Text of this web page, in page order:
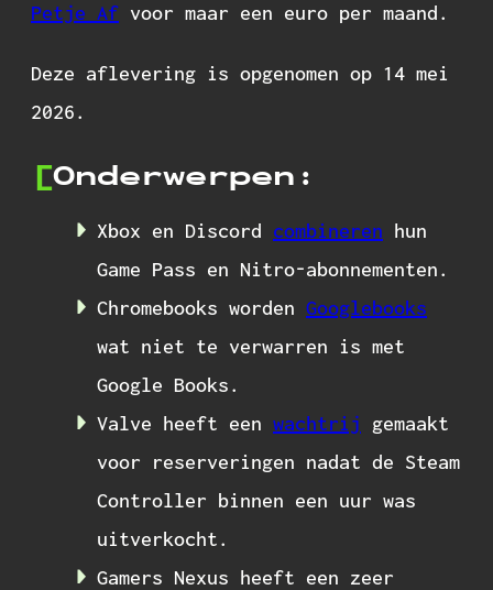
Petje Af voor maar een euro per maand.
Deze aflevering is opgenomen op 14 mei
2026.
Onderwerpen:
Xbox en Discord combineren hun
Game Pass en Nitro-abonnementen.
Chromebooks worden Googlebooks
wat niet te verwarren is met
Google Books.
Valve heeft een wachtrij gemaakt
voor reserveringen nadat de Steam
Controller binnen een uur was
uitverkocht.
Gamers Nexus heeft een zeer